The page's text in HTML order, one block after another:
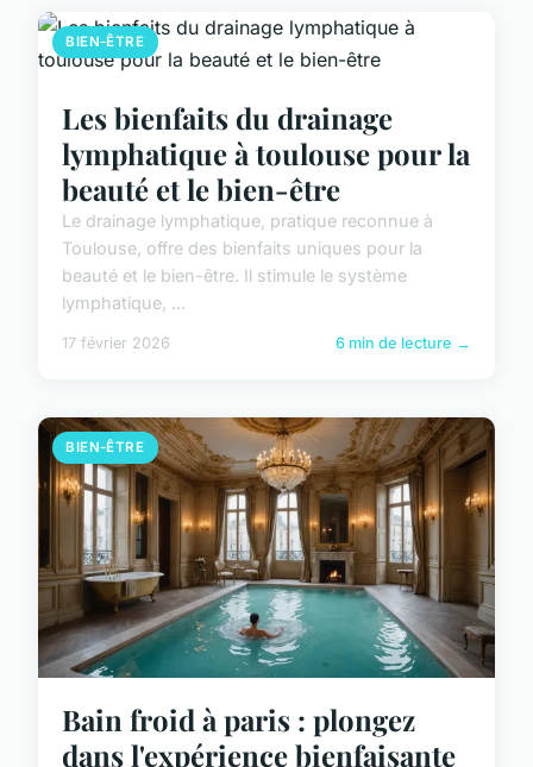
BIEN-ÊTRE
Les bienfaits du drainage
lymphatique à toulouse pour la
beauté et le bien-être
Le drainage lymphatique, pratique reconnue à
Toulouse, offre des bienfaits uniques pour la
beauté et le bien-être. Il stimule le système
lymphatique, ...
17 février 2026 6 min de lecture →
BIEN-ÊTRE
Bain froid à paris : plongez
dans l'expérience bienfaisante